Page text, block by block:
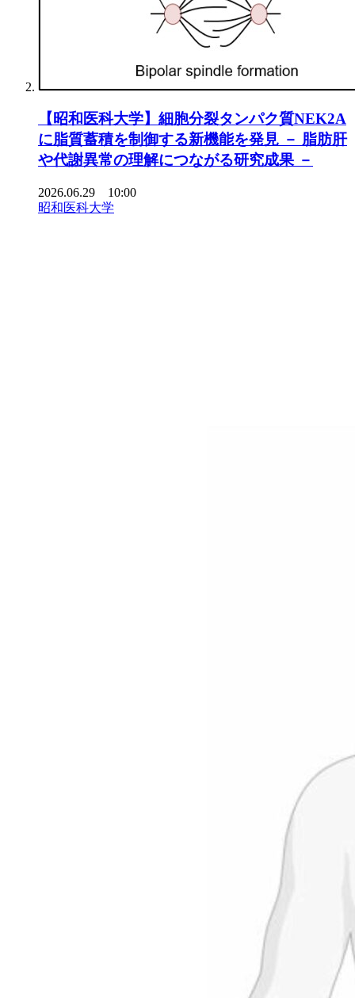
【昭和医科大学】細胞分裂タンパク質NEK2A
に脂質蓄積を制御する新機能を発見 － 脂肪肝
や代謝異常の理解につながる研究成果 －
2026.06.29 10:00
昭和医科大学